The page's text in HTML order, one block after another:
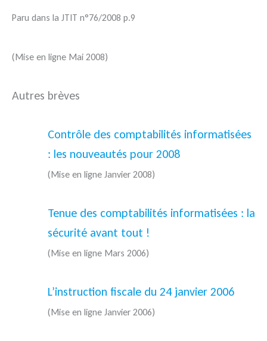
Paru dans la JTIT n°76/2008 p.9
(Mise en ligne Mai 2008)
Autres brèves
Contrôle des comptabilités informatisées
: les nouveautés pour 2008
(Mise en ligne Janvier 2008)
Tenue des comptabilités informatisées : la
sécurité avant tout !
(Mise en ligne Mars 2006)
L’instruction fiscale du 24 janvier 2006
(Mise en ligne Janvier 2006)